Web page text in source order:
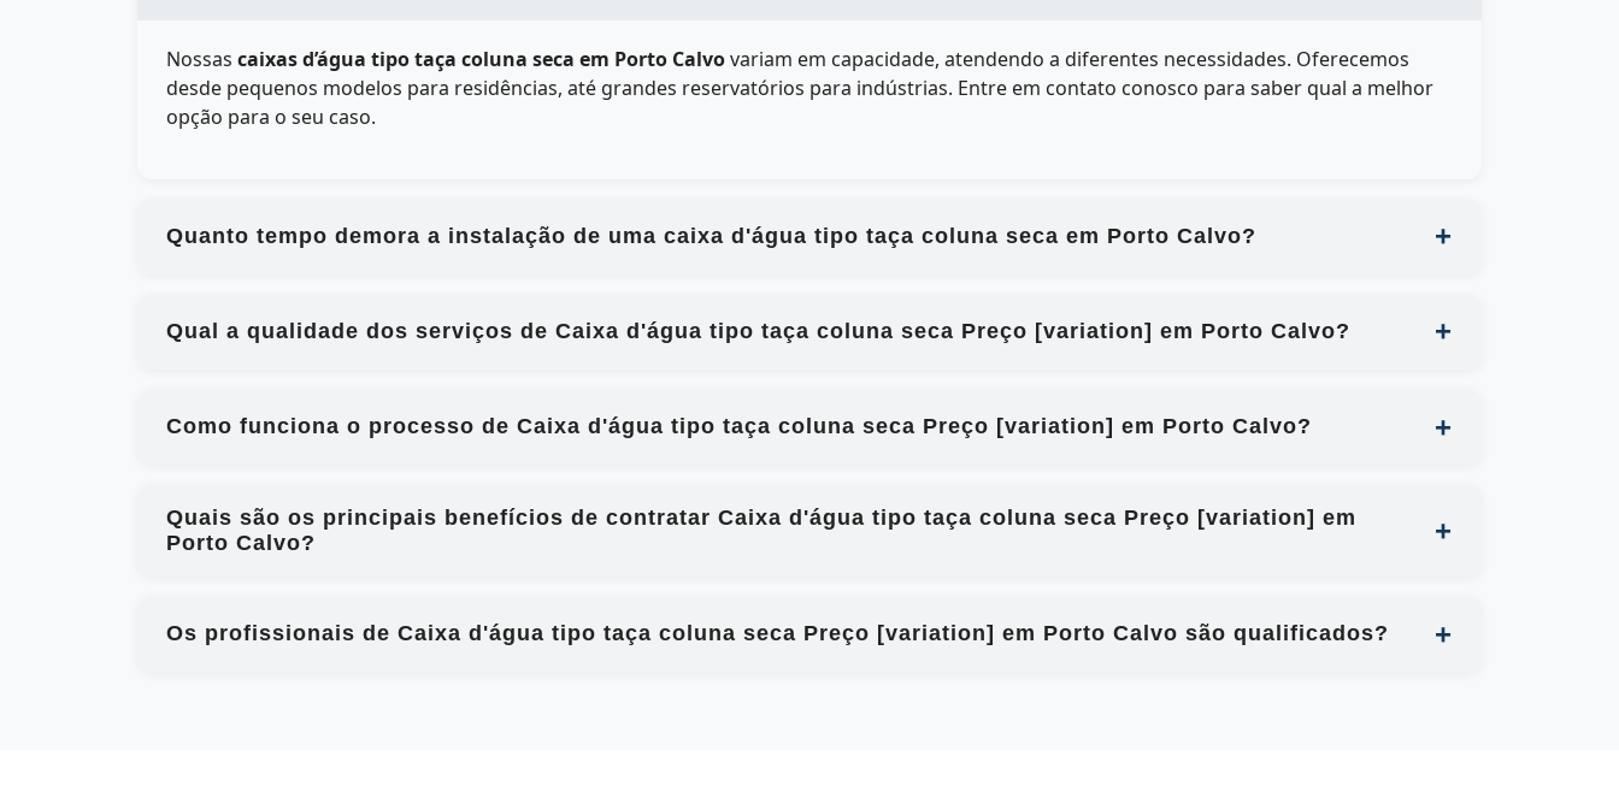
Nossas caixas d’água tipo taça coluna seca em Porto Calvovariam em capacidade, atendendo a diferentes necessidades. Oferecemos
desde pequenos modelos para residências, até grandes reservatórios para indústrias. Entre em contato conosco para saber qual a melhor
opção para o seu caso.
Quanto tempo demora a instalação de uma caixa d'água tipo taça coluna seca em Porto Calvo?
Qual a qualidade dos serviços de Caixa d'água tipo taça coluna seca Preço [variation] em Porto Calvo?
Como funciona o processo de Caixa d'água tipo taça coluna seca Preço [variation] em Porto Calvo?
Quais são os principais benefícios de contratar Caixa d'água tipo taça coluna seca Preço [variation] em
Porto Calvo?
Os profissionais de Caixa d'água tipo taça coluna seca Preço [variation] em Porto Calvo são qualificados?